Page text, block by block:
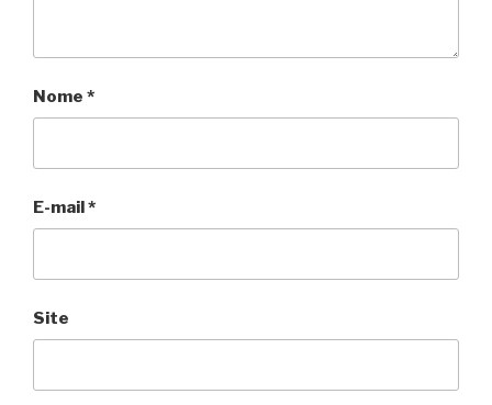
Nome *
E-mail*
Site